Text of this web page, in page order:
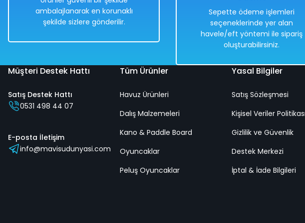
999,00 TL
Uzaktan Kumandalı Karışık Renk Full Fonksiyon | 2.4 Ghz Şarjlı | Işıklı Buhar Atan |
ambalajlanarak en korunaklı
şekilde sizlere gönderilir.
Sepette ödeme işlemleri
seçeneklerinde yer alan
havele/eft yöntemi ile sipariş
oluşturabilirsiniz.
Müşteri Destek Hattı
Satış Destek Hattı
0531 498 44 07
E-posta İletişim
info@mavisudunyasi.com
Tüm Ürünler
Havuz Ürünleri
Dalış Malzemeleri
Kano & Paddle Board
Oyuncaklar
Peluş Oyuncaklar
Yasal Bilgiler
Satış Sözleşmesi
Kişisel Veriler Politikası
Gizlilik ve Güvenlik
Destek Merkezi
İptal & İade Bilgileri